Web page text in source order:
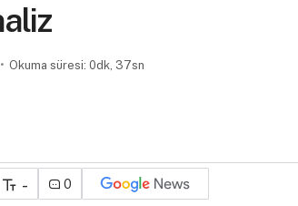
Okuma süresi: 0dk, 37sn
- 0